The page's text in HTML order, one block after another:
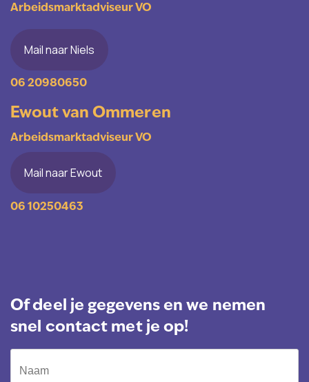
Arbeidsmarktadviseur VO
Mail naar Niels
06 20980650
Ewout van Ommeren
Arbeidsmarktadviseur VO
Mail naar Ewout
06 10250463
Of deel je gegevens en we nemen
snel contact met je op!
Call
Naam